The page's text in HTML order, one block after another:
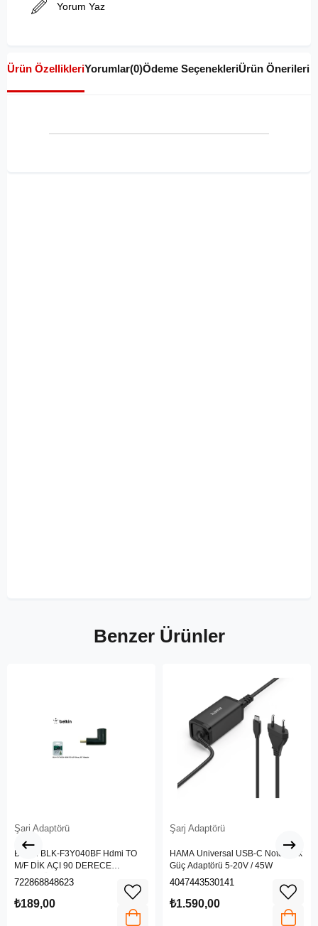
Yorum Yaz
Ürün ÖzellikleriYorumlar(0)Ödeme SeçenekleriÜrün Önerileri
Benzer Ürünler
Şarj Adaptörü
Belkin BLK-F3Y040BF Hdmi TO
M/F DİK AÇI 90 DERECE
ADAPTÖR
722868848623
₺189,00
Şarj Adaptörü
HAMA Universal USB-C Notebook
Güç Adaptörü 5-20V / 45W
4047443530141
₺1.590,00